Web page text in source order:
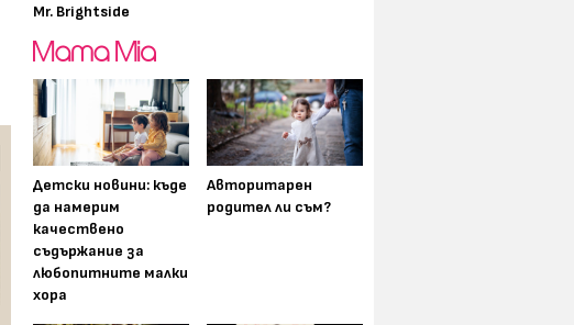
Mr. Brightside
Детски новини: къде
да намерим
качествено
съдържание за
любопитните малки
хора
Авторитарен
родител ли съм?